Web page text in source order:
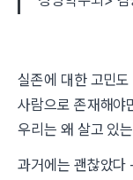
실존에 대한 고민
사람으로 존재해야
우리는 왜 살고 있
과거에는 괜찮았다